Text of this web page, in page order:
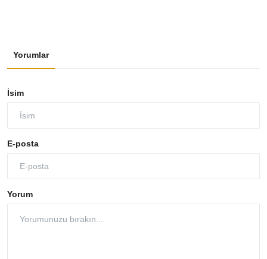
Yorumlar
İsim
E-posta
Yorum